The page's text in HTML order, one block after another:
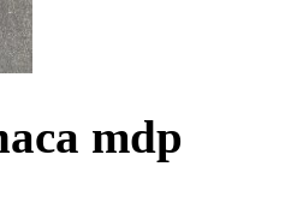
mdp